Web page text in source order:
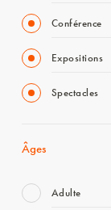
Conférence
Expositions
Spectacles
Âges
Adulte